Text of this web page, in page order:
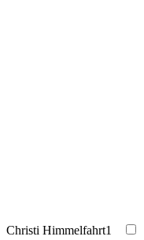
Christi Himmelfahrt1